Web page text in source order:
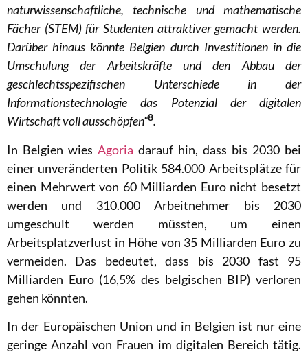
naturwissenschaftliche, technische und mathematische
Fächer (STEM) für Studenten attraktiver gemacht werden.
Darüber hinaus könnte Belgien durch Investitionen in die
Umschulung der Arbeitskräfte und den Abbau der
geschlechtsspezifischen Unterschiede in der
Informationstechnologie das Potenzial der digitalen
Wirtschaft voll ausschöpfen“8.
In Belgien wies Agoria darauf hin, dass bis 2030 bei
einer unveränderten Politik 584.000 Arbeitsplätze für
einen Mehrwert von 60 Milliarden Euro nicht besetzt
werden und 310.000 Arbeitnehmer bis 2030
umgeschult werden müssten, um einen
Arbeitsplatzverlust in Höhe von 35 Milliarden Euro zu
vermeiden. Das bedeutet, dass bis 2030 fast 95
Milliarden Euro (16,5% des belgischen BIP) verloren
gehen könnten.
In der Europäischen Union und in Belgien ist nur eine
geringe Anzahl von Frauen im digitalen Bereich tätig.